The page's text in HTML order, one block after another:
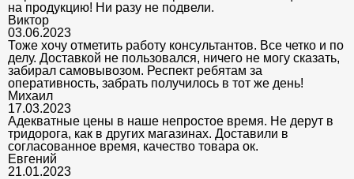
на продукцию! Ни разу не подвели.
Виктор
03.06.2023
Тоже хочу отметить работу консультантов. Все четко и по
делу. Доставкой не пользовался, ничего не могу сказать,
забирал самовывозом. Респект ребятам за
оперативность, забрать получилось в тот же день!
Михаил
17.03.2023
Адекватные цены в наше непростое время. Не дерут в
тридорога, как в других магазинах. Доставили в
согласованное время, качество товара ок.
Евгений
21.01.2023